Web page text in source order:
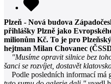
Plzeň - Nová budova
přihlášky Plzně jako
milionům Kč. To je pro
hejtman Milan Chovanec
"Musíme opravit silnice bez
šanci se rozvíjet, dostavět
Podle posledních informací má